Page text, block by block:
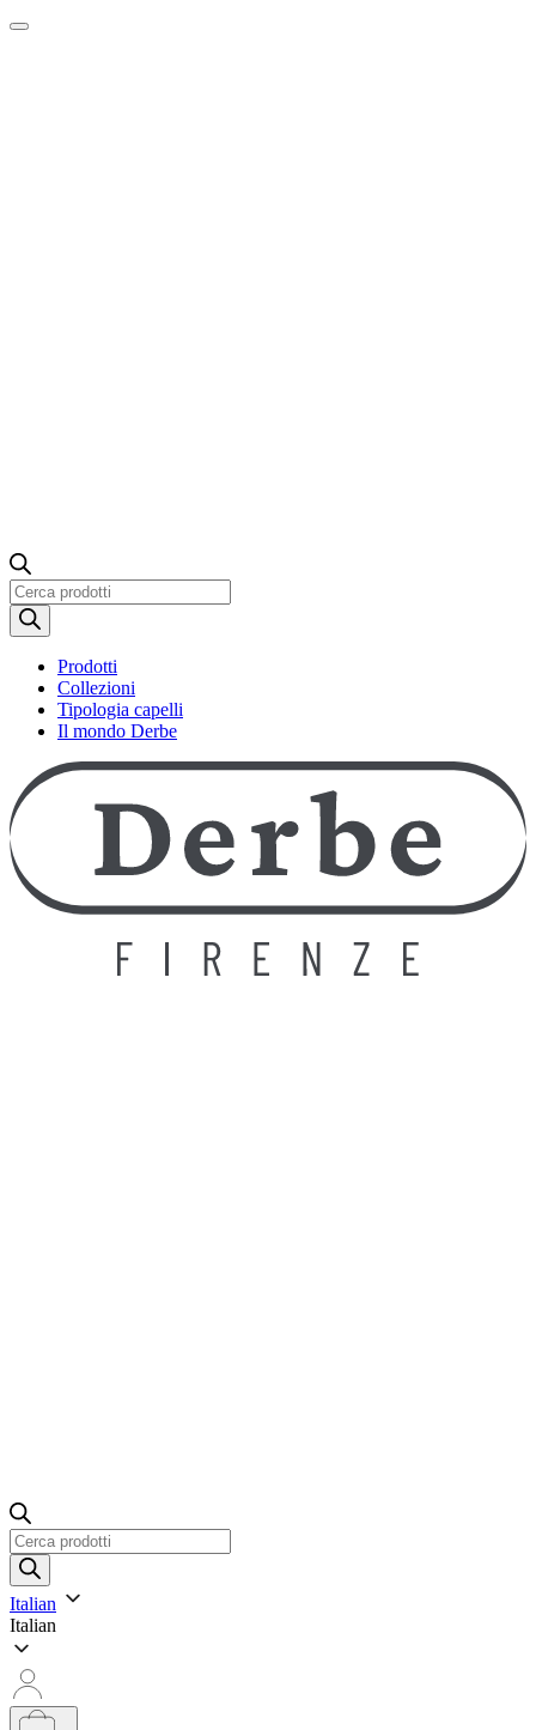
Ricerca
prodotti
Prodotti
Collezioni
Tipologia capelli
Il mondo Derbe
Ricerca
prodotti
Italian
Italian